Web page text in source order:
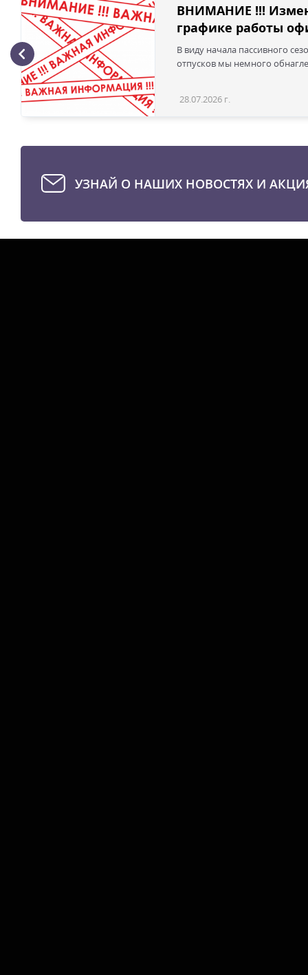
ВНИМАНИЕ !!!
графике работы
В виду начала пассивного
отпусков мы немного
28.07.2026 г.
УЗНАЙ О НАШИХ НОВОСТЯХ И